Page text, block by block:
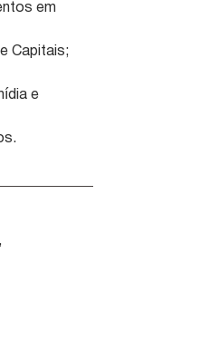
em
Capitais;
e